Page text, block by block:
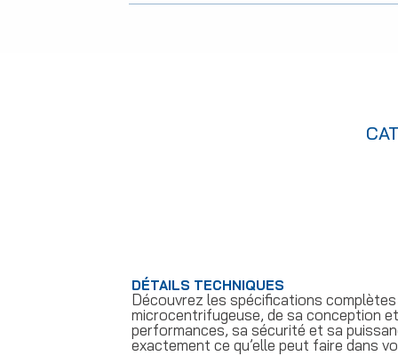
DÉTAILS TECHNIQUES
Découvrez les spécifications
microcentrifugeuse, de sa conception
performances, sa sécurité et sa
exactement ce qu’elle peut faire dans